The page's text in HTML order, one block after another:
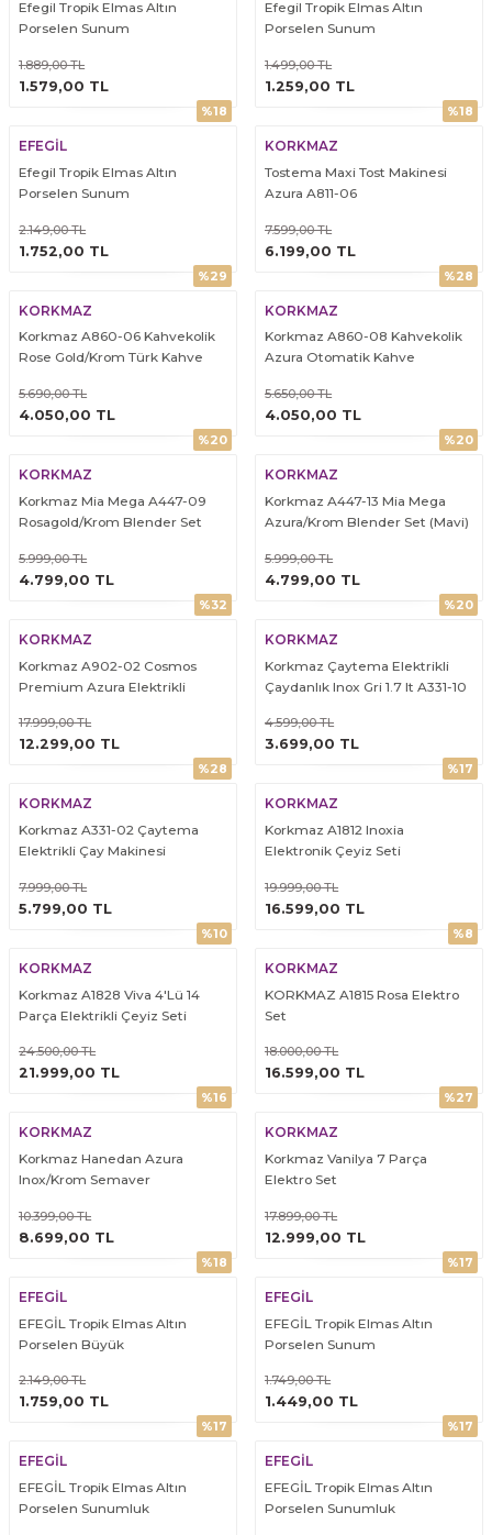
Efegil Tropik Elmas Altın
Porselen Sunum
1.889,00 TL
1.579,00 TL
ÜRÜNÜ İNCELE
Efegil Tropik Elmas Altın
Porselen Sunum
1.499,00 TL
1.259,00 TL
ÜRÜNÜ İNCELE
%18
EFEGİL
Efegil Tropik Elmas Altın
Porselen Sunum
2.149,00 TL
1.752,00 TL
ÜRÜNÜ İNCELE
%18
KORKMAZ
Tostema Maxi Tost Makinesi
Azura A811-06
7.599,00 TL
6.199,00 TL
ÜRÜNÜ İNCELE
%29
KORKMAZ
Korkmaz A860-06 Kahvekolik
Rose Gold/Krom Türk Kahve
5.690,00 TL
4.050,00 TL
ÜRÜNÜ İNCELE
%28
KORKMAZ
Korkmaz A860-08 Kahvekolik
Azura Otomatik Kahve
5.650,00 TL
4.050,00 TL
ÜRÜNÜ İNCELE
%20
KORKMAZ
Korkmaz Mia Mega A447-09
Rosagold/Krom Blender Set
5.999,00 TL
4.799,00 TL
ÜRÜNÜ İNCELE
%20
KORKMAZ
Korkmaz A447-13 Mia Mega
Azura/Krom Blender Set (Mavi)
5.999,00 TL
4.799,00 TL
ÜRÜNÜ İNCELE
%32
KORKMAZ
Korkmaz A902-02 Cosmos
Premium Azura Elektrikli
17.999,00 TL
12.299,00 TL
ÜRÜNÜ İNCELE
%20
KORKMAZ
Korkmaz Çaytema Elektrikli
Çaydanlık Inox Gri 1.7 lt A331-10
4.599,00 TL
3.699,00 TL
ÜRÜNÜ İNCELE
%28
KORKMAZ
Korkmaz A331-02 Çaytema
Elektrikli Çay Makinesi
7.999,00 TL
5.799,00 TL
ÜRÜNÜ İNCELE
%17
KORKMAZ
Korkmaz A1812 Inoxia
Elektronik Çeyiz Seti
19.999,00 TL
16.599,00 TL
ÜRÜNÜ İNCELE
%10
KORKMAZ
Korkmaz A1828 Viva 4'Lü 14
Parça Elektrikli Çeyiz Seti
24.500,00 TL
21.999,00 TL
ÜRÜNÜ İNCELE
%8
KORKMAZ
KORKMAZ A1815 Rosa Elektro
Set
18.000,00 TL
16.599,00 TL
ÜRÜNÜ İNCELE
%16
KORKMAZ
Korkmaz Hanedan Azura
Inox/Krom Semaver
10.399,00 TL
8.699,00 TL
ÜRÜNÜ İNCELE
%27
KORKMAZ
Korkmaz Vanilya 7 Parça
Elektro Set
17.899,00 TL
12.999,00 TL
ÜRÜNÜ İNCELE
%18
EFEGİL
EFEGİL Tropik Elmas Altın
Porselen Büyük
2.149,00 TL
1.759,00 TL
ÜRÜNÜ İNCELE
%17
EFEGİL
EFEGİL Tropik Elmas Altın
Porselen Sunum
1.749,00 TL
1.449,00 TL
ÜRÜNÜ İNCELE
%17
EFEGİL
EFEGİL Tropik Elmas Altın
Porselen Sunumluk
%17
EFEGİL
EFEGİL Tropik Elmas Altın
Porselen Sunumluk